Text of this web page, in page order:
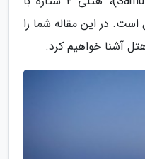
است. در این مقاله شما را
آشنا خواهیم کرد.